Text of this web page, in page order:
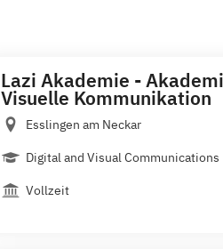
Lazi Akademie -
Visuelle Kommunikation
Esslingen am Neckar
Digital and Visual Communications
Vollzeit